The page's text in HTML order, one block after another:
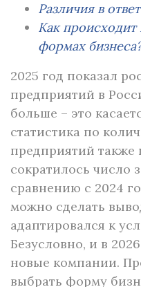
Различия в
Как происходит
формах
2025 год показал
предприятий в
больше – это
статистика по
предприятий также
сократилось число
сравнению с 2024
можно сделать
адаптировался к
Безусловно, и в
новые компании.
выбрать форму